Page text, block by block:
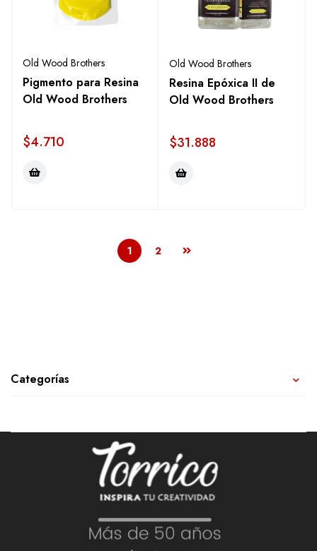
Categorías
Old Wood Brothers
Pigmento para Resina
Old Wood Brothers
$4.710
Old Wood Brothers
Resina Epóxica II de
Old Wood Brothers
$31.888
1 2